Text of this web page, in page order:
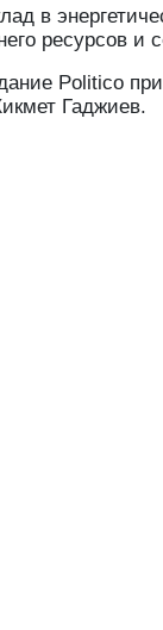
в
ресурсов и
Politico
Гаджиев.